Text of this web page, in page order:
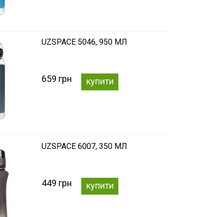
UZSPACE 5046, 950 МЛ
659 грн купити
UZSPACE 6007, 350 МЛ
449 грн купити